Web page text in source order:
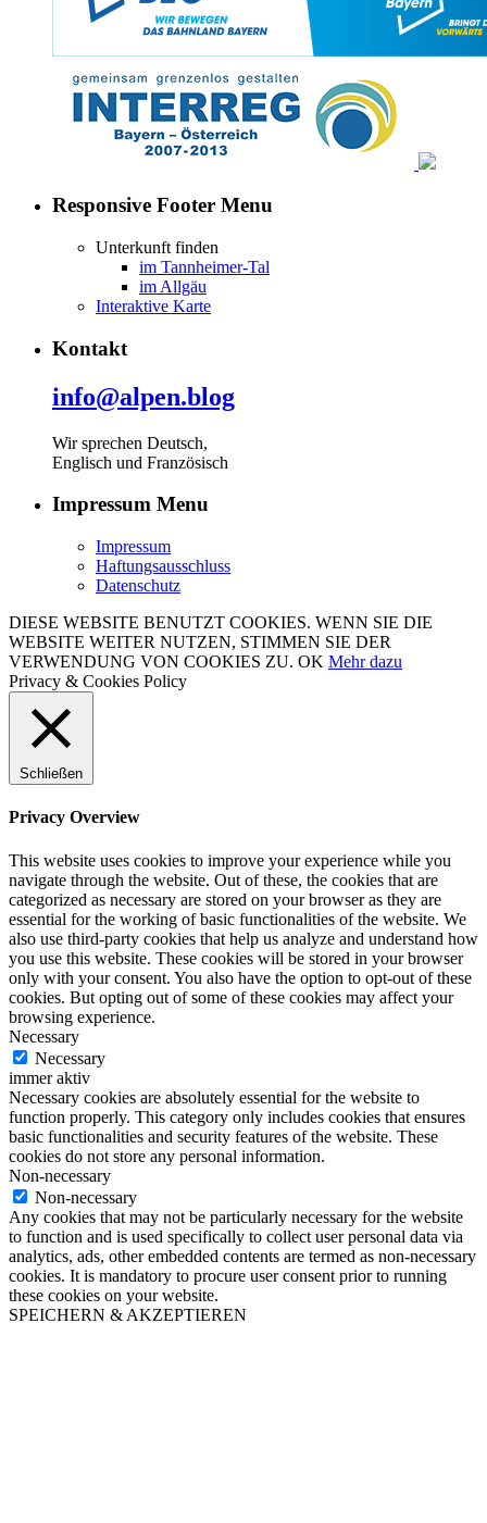
Responsive Footer Menu
Unterkunft finden
im Tannheimer-Tal
im Allgäu
Interaktive Karte
Kontakt
info@alpen.blog
Wir sprechen Deutsch,
Englisch und Französisch
Impressum Menu
Impressum
Haftungsausschluss
Datenschutz
DIESE WEBSITE BENUTZT COOKIES. WENN SIE DIE
WEBSITE WEITER NUTZEN, STIMMEN SIE DER
VERWENDUNG VON COOKIES ZU. OK Mehr dazu
Privacy & Cookies Policy
Schließen
Privacy Overview
This website uses cookies to improve your experience while you
navigate through the website. Out of these, the cookies that are
categorized as necessary are stored on your browser as they are
essential for the working of basic functionalities of the website. We
also use third-party cookies that help us analyze and understand how
you use this website. These cookies will be stored in your browser
only with your consent. You also have the option to opt-out of these
cookies. But opting out of some of these cookies may affect your
browsing experience.
Necessary
Necessary
immer aktiv
Necessary cookies are absolutely essential for the website to
function properly. This category only includes cookies that ensures
basic functionalities and security features of the website. These
cookies do not store any personal information.
Non-necessary
Non-necessary
Any cookies that may not be particularly necessary for the website
to function and is used specifically to collect user personal data via
analytics, ads, other embedded contents are termed as non-necessary
cookies. It is mandatory to procure user consent prior to running
these cookies on your website.
SPEICHERN & AKZEPTIEREN